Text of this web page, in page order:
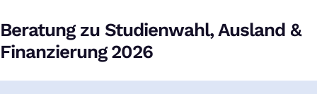
Beratung zu Studienwahl, Ausland &
Finanzierung 2026